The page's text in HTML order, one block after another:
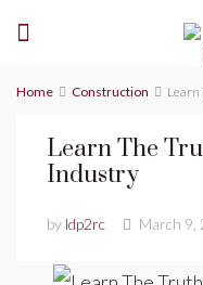
Home Construction Learn
Learn The
Industry
by ldp2rc March 9,